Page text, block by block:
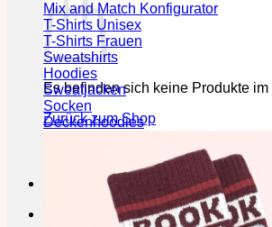
Es befinden sich keine Produkte im
Zurück zum Shop
🕒 Die jeweilige Lieferzeit bitte den
Mix and Match Konfigurator
T-Shirts Unisex
T-Shirts Frauen
Sweatshirts
Hoodies
Sweatjacken
Socken
Deckenhoodies